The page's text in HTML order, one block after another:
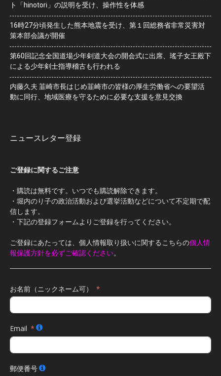
ト「hinotori」の説明を受け、操作性を体感
16時27分頃発生した熊本地震を受け、第１回総務省非常災害対
策本部会議が開催
第60回記念全国道場少年剣道大会の開会式に出席、瑤子女王殿下
による少年剣士指導稽古も行われる
内藤久夫 韮崎市長はじめ韮崎市の皆様の厚生労働省への要望活
動に同行、地域医療を守るために必要な支援を意見交換
ニュースレター登録
ご登録に関するご注意
・購読は無料です。いつでも購読解除できます。
・堀内のり子の政治活動および選挙活動などについて不定期で配
信します。
・下記の登録フォームよりご登録を行ってください。
ご登録にあたっては、個人情報取り扱いに関するこちらの個人情
報保護方針を必ずご確認ください。
お名前（ニックネーム可）
Email
郵便番号